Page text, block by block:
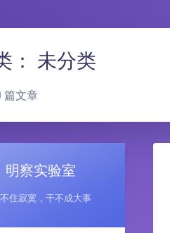
： 未分类
篇文章
明察实验室
住寂寞，干不成大事